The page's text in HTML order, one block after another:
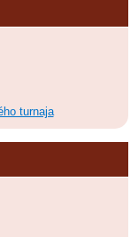
turnaja